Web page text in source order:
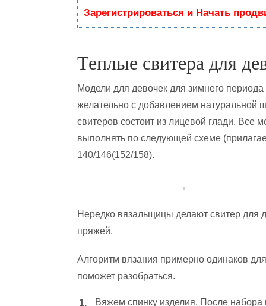
Зарегистрироваться и Начать
Теплые свитера для
Модели для девочек для зимнего
желательно с добавлением натуральной
свитеров состоит из лицевой глади. Все
выполнять по следующей схеме
140/146(152/158).
Нередко вязальщицы делают свитер для
пряжей.
Алгоритм вязания примерно одинаков
поможет разобраться.
Вяжем спинку изделия. После набора